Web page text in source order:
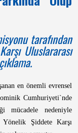
tarafından
Uluslararası
en önemli evrensel
Cumhuriyeti`nde
mücadele nedeniyle
Yönelik Şiddete Karşı